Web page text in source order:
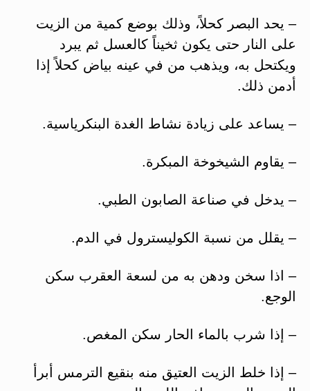
– يحد البصر كحلاً، وذلك بوضع كمية من الزيت
على النار حتى يكون ثخيناً كالعسل ثم يبرد
ويكتحل به، ويذهب من في عينه بياض كحلاً إذا
أدمن ذلك.
– يساعد على زيادة نشاط الغدة البنكرياسية.
– يقاوم الشيخوخة المبكرة.
– يدخل في صناعة الصابون الطبي.
– يقلل من نسبة الكوليسترول في الدم.
– اذا سخن ودهن به من لسعة العقرب سكن
الوجع.
– إذا شرب بالماء الحار سكن المغص.
– إذا خلط الزيت العتيق منه بنقيع الترمس أبرأ